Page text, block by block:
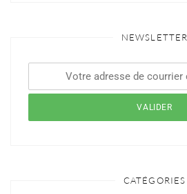
NEWSLETTER
CATÉGORIES